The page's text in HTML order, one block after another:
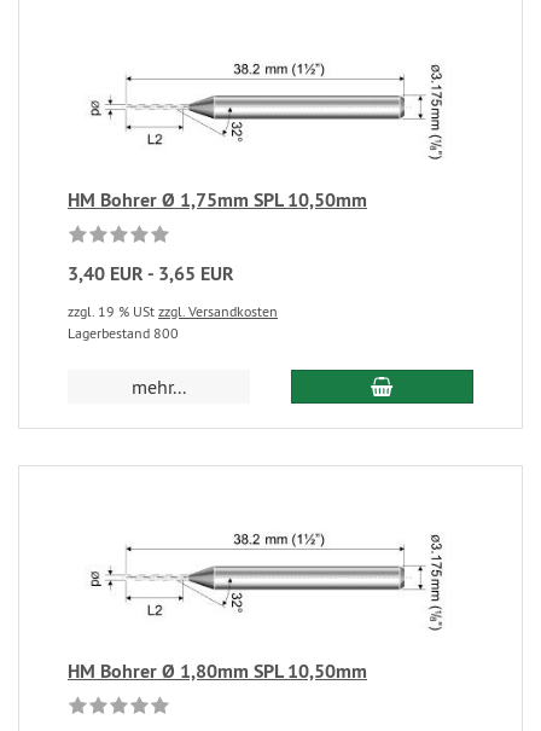
HM Bohrer Ø 1,75mm SPL 10,50mm
3,40 EUR - 3,65 EUR
zzgl. 19 % USt zzgl. Versandkosten
Lagerbestand 800
mehr...
HM Bohrer Ø 1,80mm SPL 10,50mm